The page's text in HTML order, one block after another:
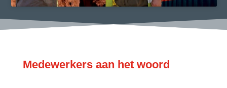
Medewerkers aan het woord